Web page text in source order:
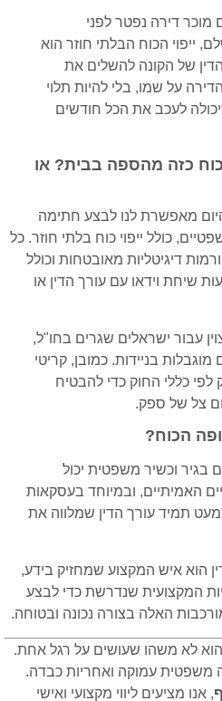
דירה נפטר לפני
ייפוי הכוח הבלתי חוזר הוא
של הקונה להשלים את
על שמו, בלי להיות תלוי
לעכב את הכל חודשים
כזה מהספה בבית? או
מאפשרת לנו לבצע חתימה
כולל ייפוי כוח בלתי חוזר. כל
דיגיטליות מאובטחות וכולל
שיחת וידאו עם עורך הדין או
עבור ישראלים שגרים בחו"ל,
בניידות. כמובן, קריטי
כללי החוק כדי להבטיח
צל של ספק.
הכוח?
וכשיר משפטית יכול
האמיתיים, ובמיוחד בעסקאות
תמיד עורך הדין שמלווה את
הוא איש המקצוע שמחזיק בידע,
המקצועית שנדרשת כדי לבצע
האלה בצורה נכונה ובטוחה.
הוא לא משהו שעושים על רגל אחת.
משפטית עמוקה ואחריות כבדה.
, אנו מציעים ליווי מקצועי ואישי